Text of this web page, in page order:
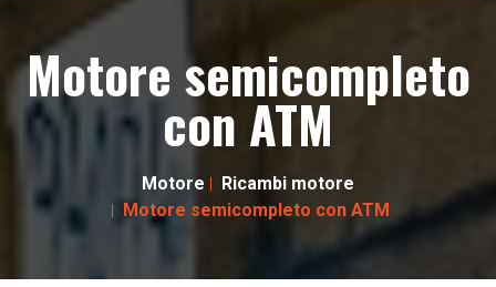
Motore semicompleto
con ATM
Motore
Ricambi motore
Motore semicompleto con ATM